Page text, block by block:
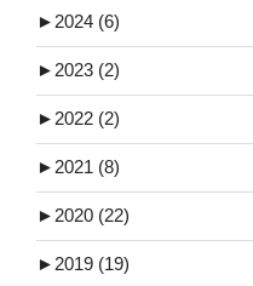
► 2024 (6)
► 2023 (2)
► 2022 (2)
► 2021 (8)
► 2020 (22)
► 2019 (19)